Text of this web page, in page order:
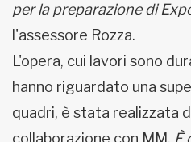
per la preparazione di
l'assessore Rozza.
L'opera, cui lavori sono
hanno riguardato una
quadri, è stata realizzata
collaborazione con MM. È